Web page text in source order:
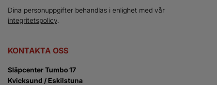
Dina personuppgifter behandlas i enlighet med vår
integritetspolicy.
KONTAKTA OSS
Släpcenter Tumbo 17
Kvicksund / Eskilstuna